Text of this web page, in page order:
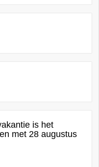
is het
met 28 augustus